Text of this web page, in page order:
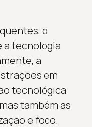
o
a tecnologia
a
em
tecnológica
também as
e foco.